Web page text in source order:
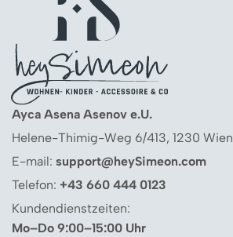
Ayca Asena Asenov e.U.
Helene-Thimig-Weg 6/413, 1230 Wien
E-mail: support@heySimeon.com
Telefon: +43 660 444 0123
Kundendienstzeiten:
Mo–Do 9:00–15:00 Uhr